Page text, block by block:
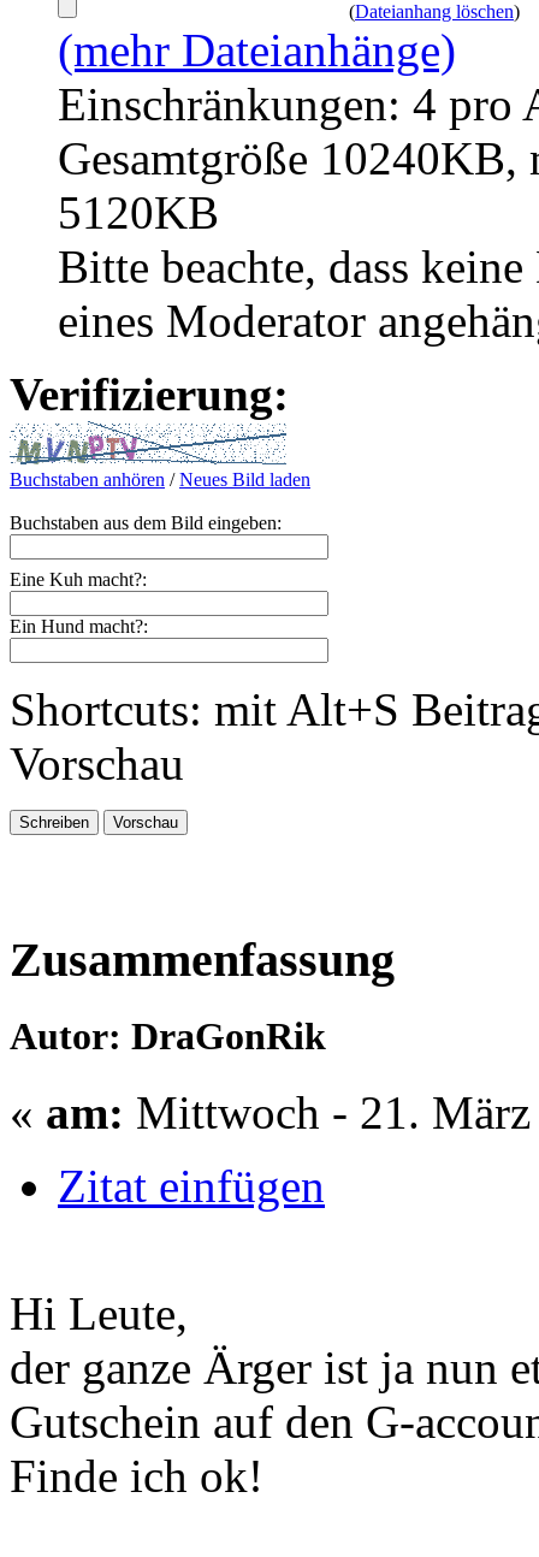
(Dateianhang löschen)
(mehr Dateianhänge)
Einschränkungen: 4 pro
Gesamtgröße
5120KB
Bitte beachte, dass
eines Moderator
Verifizierung:
Buchstaben anhören /Neues Bild laden
Buchstaben aus dem Bild eingeben:
Eine Kuh macht?:
Ein Hund macht?:
Shortcuts: mit Alt+S
Vorschau
Zusammenfassung
Autor: DraGonRik
« am: Mittwoch - 21.
Zitat einfügen
Hi Leute,
der ganze Ärger ist ja nun
Gutschein auf den G-
Finde ich ok!